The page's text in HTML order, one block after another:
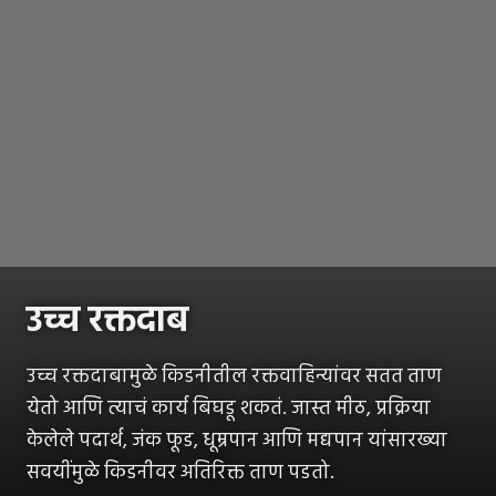
उच्च रक्तदाब
उच्च रक्तदाबामुळे किडनीतील रक्तवाहिन्यांवर सतत ताण
येतो आणि त्याचं कार्य बिघडू शकतं. जास्त मीठ, प्रक्रिया
केलेले पदार्थ, जंक फूड, धूम्रपान आणि मद्यपान यांसारख्या
सवयींमुळे किडनीवर अतिरिक्त ताण पडतो.